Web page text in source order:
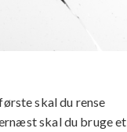
skal du rense
skal du bruge et